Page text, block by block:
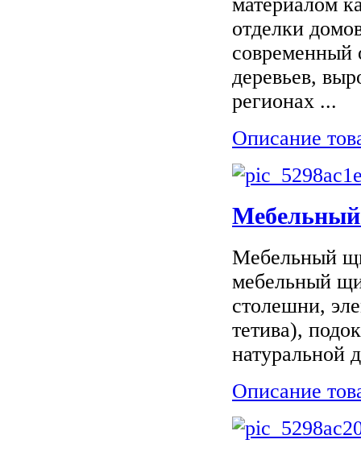
отделки
современный
деревьев,
регионах ...
Описание
Мебельный
Мебельный
мебельный
столешни,
тетива),
натуральной
Описание